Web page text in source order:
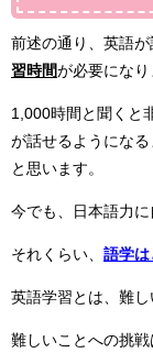
前述の通り、英語が
習時間が必要になり
1,000時間と聞くと
が話せるようにな
と思います。
今でも、日本語力
それくらい、 語学は
英語学習とは、難し
難しいことへの挑戦